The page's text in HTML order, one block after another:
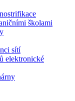
školami
sítí
elektronické